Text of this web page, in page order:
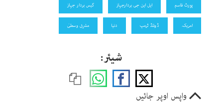
پورٹ قاسم ایل این جی بردارجہاز گیس بردار جہاز
امریکہ ڈونلڈ ٹرمپ دنیا مشرق وسطیٰ
شیئر:
واپس اوپر جائیں